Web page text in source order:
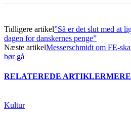
Tidligere artikel”Så er det slut med at
dagen for danskernes penge”
Næste artikelMesserschmidt om FE-
bør gå
RELATEREDE ARTIKLER
Kultur